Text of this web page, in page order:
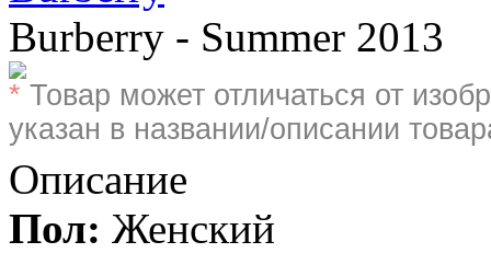
Burberry - Summer 2013
* Товар может отличаться от
указан в названии/описании
Описание
Пол: Женский